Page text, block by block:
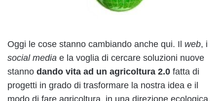
Oggi le cose stanno cambiando anche qui. Il web, i
social media e la voglia di cercare soluzioni nuove
stanno dando vita ad un agricoltura 2.0 fatta di
progetti in grado di trasformare la nostra idea e il
modo di fare agricoltura, in una direzione ecologica,